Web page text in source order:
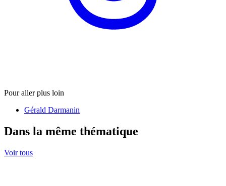
Pour aller plus loin
Gérald Darmanin
Dans la même thématique
Voir tous